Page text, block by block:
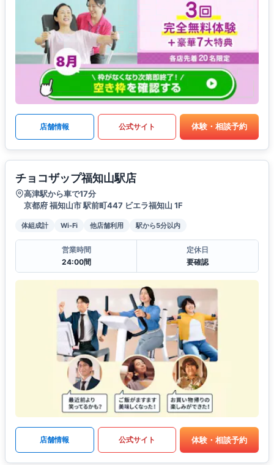
店舗情報 公式サイト 体験・相談予約
チョコザップ福知山駅店
高津駅から車で17分
京都府 福知山市 駅前町447 ビエラ福知山 1F
体組成計 Wi-Fi 他店舗利用 駅から5分以内
営業時間
24:00間
定休日
要確認
店舗情報 公式サイト 体験・相談予約